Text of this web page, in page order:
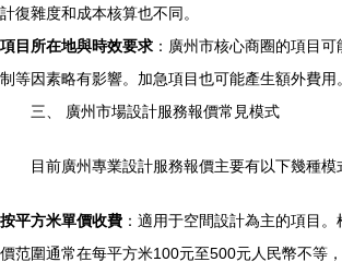
計復雜度和成本核算也不同。
項目所在地與時效要求 ：廣州市核心商圈的項目
制等因素略有影響。加急項目也可能產生額外費用。
三、 廣州市場設計服務報價常見模式
目前廣州專業設計服務報價主要有以下幾種模
按平方米單價收費 ：適用于空間設計為主的項目
價范圍通常在每平方米100元至500元人民幣不等